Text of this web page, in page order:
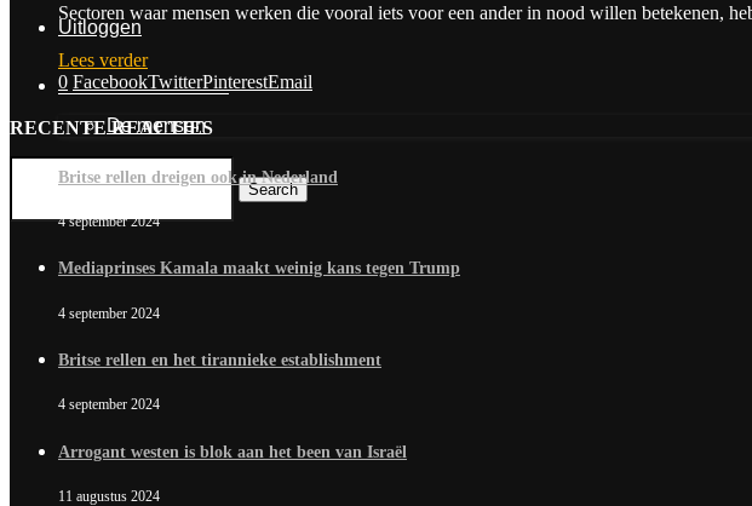
Uitloggen
Contact & Over Ons
De mensen
Search
Sectoren waar mensen werken die vooral iets voor een ander in nood willen betekenen,
Lees verder
0 FacebookTwitterPinterestEmail
RECENTE REACTIES
Britse rellen dreigen ook in Nederland
4 september 2024
Mediaprinses Kamala maakt weinig kans tegen Trump
4 september 2024
Britse rellen en het tirannieke establishment
4 september 2024
Arrogant westen is blok aan het been van Israël
11 augustus 2024